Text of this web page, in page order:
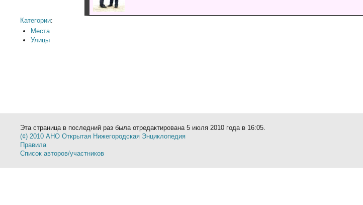
Категории:
Места
Улицы
Эта страница в последний раз была отредактирована 5 июля 2010 года в 16:05.
(¢) 2010 АНО Открытая Нижегородская Энциклопедия
Правила
Список авторов/участников